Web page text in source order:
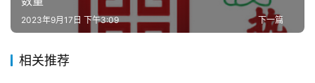
下一篇
2023年9月17日 下午3:09
相关推荐